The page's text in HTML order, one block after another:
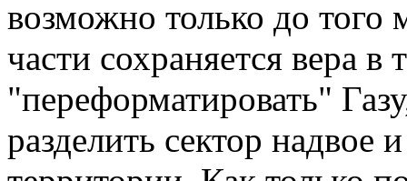
возможно только до того
части сохраняется вера в
"переформатировать"
разделить сектор надвое